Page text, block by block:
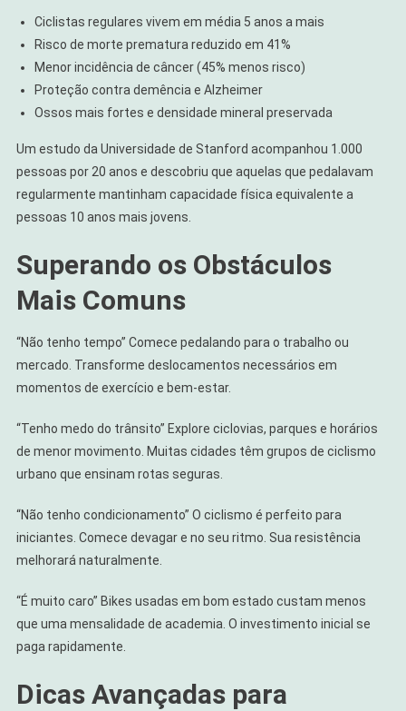
Ciclistas regulares vivem em média 5 anos a mais
Risco de morte prematura reduzido em 41%
Menor incidência de câncer (45% menos risco)
Proteção contra demência e Alzheimer
Ossos mais fortes e densidade mineral preservada
Um estudo da Universidade de Stanford acompanhou 1.000
pessoas por 20 anos e descobriu que aquelas que pedalavam
regularmente mantinham capacidade física equivalente a
pessoas 10 anos mais jovens.
Superando os Obstáculos
Mais Comuns
“Não tenho tempo” Comece pedalando para o trabalho ou
mercado. Transforme deslocamentos necessários em
momentos de exercício e bem-estar.
“Tenho medo do trânsito” Explore ciclovias, parques e horários
de menor movimento. Muitas cidades têm grupos de ciclismo
urbano que ensinam rotas seguras.
“Não tenho condicionamento” O ciclismo é perfeito para
iniciantes. Comece devagar e no seu ritmo. Sua resistência
melhorará naturalmente.
“É muito caro” Bikes usadas em bom estado custam menos
que uma mensalidade de academia. O investimento inicial se
paga rapidamente.
Dicas Avançadas para